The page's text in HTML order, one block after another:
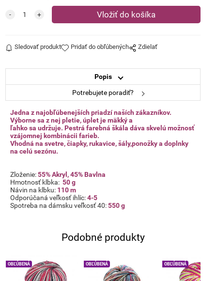
Sledovať produkt Pridať do obľúbených Zdielať
Popis
Potrebujete poradiť?
Jedna z najobľúbenejších priadzí naších zákazníkov.
Výborne sa z nej pletie, úplet je mäkký a
ľahko sa udržuje. Pestrá farebná škála dáva skvelú možnosť
vzájomnej kombinácii farieb.
Vhodná na svetre, čiapky, rukavice, šály,ponožky a doplnky
na celú sezónu.
Zloženie:55% Akryl, 45% Bavlna
Hmotnosť klbka: 50 g
Návin na klbku: 110m
Odporúčaná veľkosť ihlíc:4-5
Spotreba na dámsku veľkosť 40:550 g
Podobné produkty
OBĽÚBENÁ OBĽÚBENÁ OBĽÚBENÁ